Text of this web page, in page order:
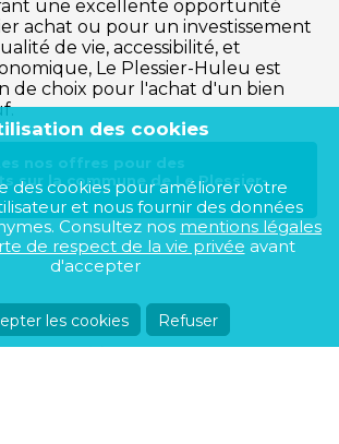
une excellente opportunité
achat ou pour un investissement
de vie, accessibilité, et
Le Plessier-Huleu est
de choix pour l'achat d'un bien
nos offres pour des
sur la commune de Le Plessier-
des cookies
des cookies pour améliorer votre
et nous fournir des données
Consultez nos mentions légales
de respect de la vie privée avant
d'accepter
les cookies Refuser